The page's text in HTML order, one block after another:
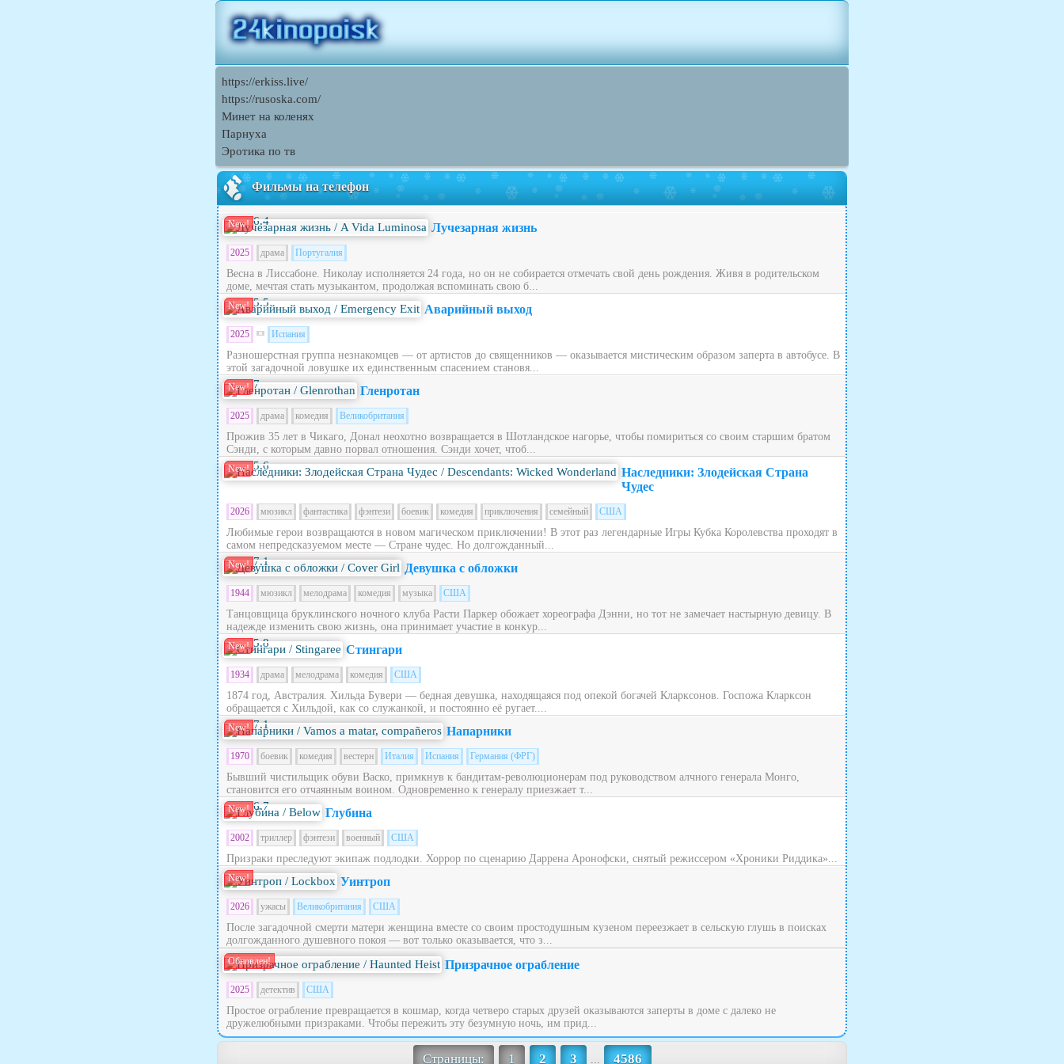
https://erkiss.live/
https://rusoska.com/
Минет на коленях
Парнуха
Эротика по тв
Фильмы на телефон
New! 6.4 Лучезарная жизнь
2025 драма Португалия
Весна в Лиссабоне. Николау исполняется 24 года, но он не собирается отмечать свой день рождения. Живя в родительском
доме, мечтая стать музыкантом, продолжая вспоминать свою б...
New! 5.5 Аварийный выход
2025 Испания
Разношерстная группа незнакомцев — от артистов до священников — оказывается мистическим образом заперта в автобусе. В
этой загадочной ловушке их единственным спасением становя...
New! 7 Гленротан
2025 драма комедия Великобритания
Прожив 35 лет в Чикаго, Донал неохотно возвращается в Шотландское нагорье, чтобы помириться со своим старшим братом
Сэнди, с которым давно порвал отношения. Сэнди хочет, чтоб...
New! 5.6
Наследники: Злодейская Страна
Чудес
2026 мюзикл фантастика фэнтези боевик комедия приключения семейный США
Любимые герои возвращаются в новом магическом приключении! В этот раз легендарные Игры Кубка Королевства проходят в
самом непредсказуемом месте — Стране чудес. Но долгожданный...
New! 7.1 Девушка с обложки
1944 мюзикл мелодрама комедия музыка США
Танцовщица бруклинского ночного клуба Расти Паркер обожает хореографа Дэнни, но тот не замечает настырную девицу. В
надежде изменить свою жизнь, она принимает участие в конкур...
New! 5.8 Стингари
1934 драма мелодрама комедия США
1874 год, Австралия. Хильда Бувери — бедная девушка, находящаяся под опекой богачей Кларксонов. Госпожа Кларксон
обращается с Хильдой, как со служанкой, и постоянно её ругает....
New! 7.1 Напарники
1970 боевик комедия вестерн Италия Испания Германия (ФРГ)
Бывший чистильщик обуви Васко, примкнув к бандитам-революционерам под руководством алчного генерала Монго,
становится его отчаянным воином. Одновременно к генералу приезжает т...
New! 6.7 Глубина
2002 триллер фэнтези военный США
Призраки преследуют экипаж подлодки. Хоррор по сценарию Даррена Аронофски, снятый режиссером «Хроники Риддика»...
New! Уинтроп
2026 ужасы Великобритания США
После загадочной смерти матери женщина вместе со своим простодушным кузеном переезжает в сельскую глушь в поисках
долгожданного душевного покоя — вот только оказывается, что з...
Обновлен! Призрачное ограбление
2025 детектив США
Простое ограбление превращается в кошмар, когда четверо старых друзей оказываются заперты в доме с далеко не
дружелюбными призраками. Чтобы пережить эту безумную ночь, им прид...
Страницы: 1 2 3 ... 4586